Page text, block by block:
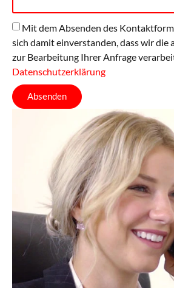
Mit dem Absenden des
sich damit einverstanden, dass wir die
zur Bearbeitung Ihrer Anfrage
Datenschutzerklärung
Absenden